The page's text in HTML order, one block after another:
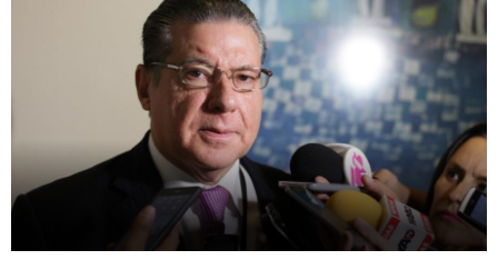
https://www.facebook.com/Nexolatino.Canal